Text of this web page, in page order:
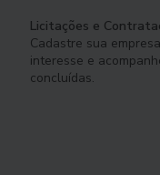
Licitações e
Cadastre sua
interesse e
concluídas.